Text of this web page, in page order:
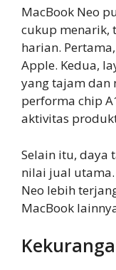
MacBook Neo
cukup menarik,
harian.
Apple. Kedua,
yang tajam dan
performa chip
aktivitas
Selain itu, daya
nilai jual
Neo lebih
MacBook